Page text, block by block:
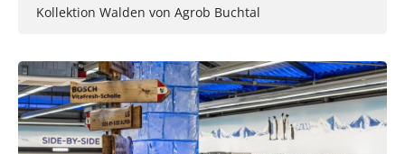
Kollektion Walden von Agrob Buchtal